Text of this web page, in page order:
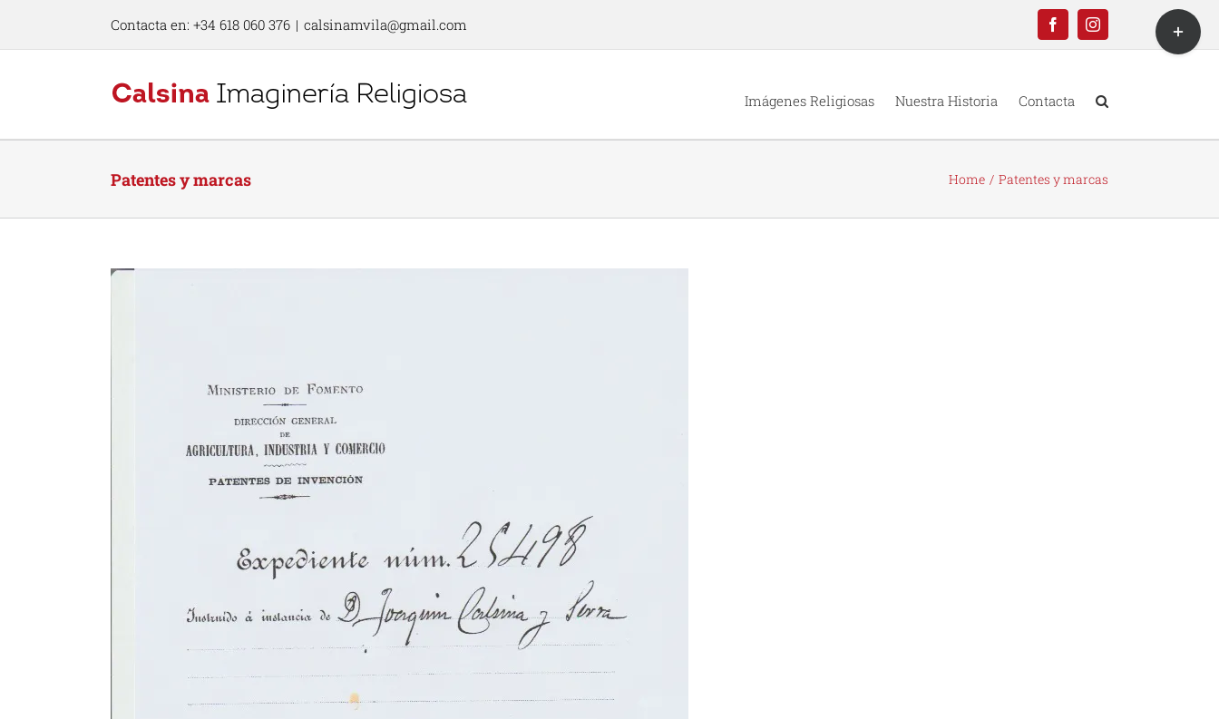
content
Contacta en: +34 618 060 376 | calsinamvila@gmail.com FacebookInstagram
Imágenes Religiosas Nuestra Historia Contacta
Patentes y marcas Home Patentes y marcas
Toggle
Sliding